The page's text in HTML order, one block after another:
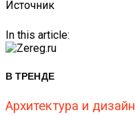
Источник
In this article:
В ТРЕНДЕ
Архитектура и дизайн